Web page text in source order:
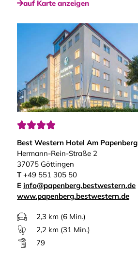
auf Karte anzeigen

Best Western Hotel Am Papenberg
Hermann-Rein-Straße 2
37075 Göttingen
T+49 551 305 50
E info@papenberg.bestwestern.de
www.papenberg.bestwestern.de
2,3 km (6 Min.)
2,2 km (31 Min.)
79